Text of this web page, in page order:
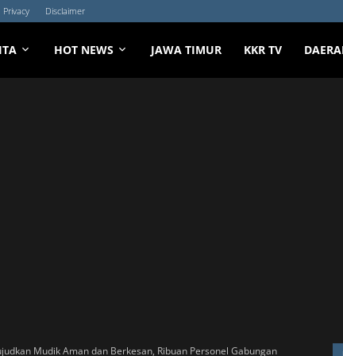
Privacy Disclaimer
HOT NEWS JAWA TIMUR KKR TV
Mudik Aman dan Berkesan, Ribuan Personel Gabungan